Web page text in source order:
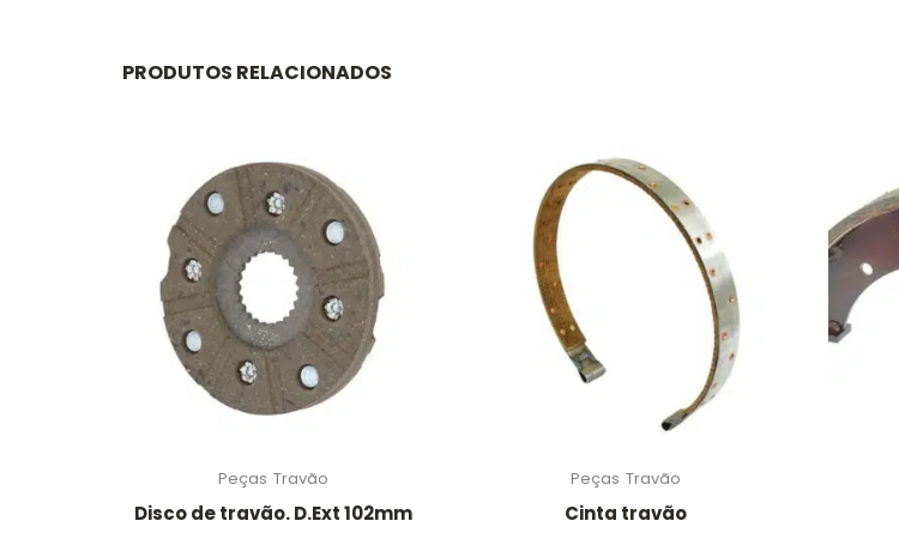
PRODUTOS RELACIONADOS
Peças Travão
Disco de travão. D.Ext 102mm
Peças Travão
Cinta travão